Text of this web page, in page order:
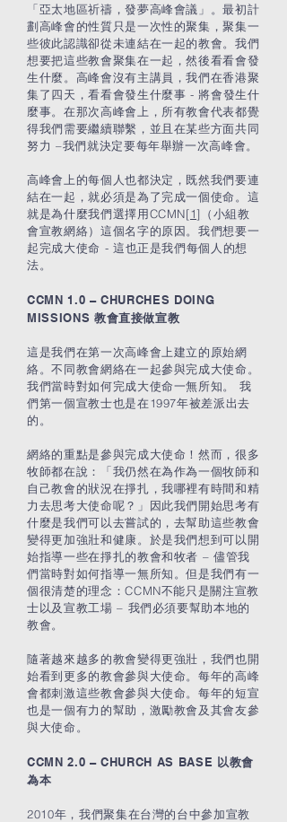
「亞太地區祈禱，發夢高峰會議」。最初計
劃高峰會的性質只是一次性的聚集，聚集一
些彼此認識卻從未連結在一起的教會。我們
想要把這些教會聚集在一起，然後看看會發
生什麼。高峰會沒有主講員，我們在香港聚
集了四天，看看會發生什麼事 - 將會發生什
麼事。在那次高峰會上，所有教會代表都覺
得我們需要繼續聯繫，並且在某些方面共同
努力 –我們就決定要每年舉辦一次高峰會。
高峰會上的每個人也都決定，既然我們要連
結在一起，就必須是為了完成一個使命。這
就是為什麼我們選擇用CCMN[1] （小組教
會宣教網絡）這個名字的原因。我們想要一
起完成大使命 - 這也正是我們每個人的想
法。
CCMN 1.0 – CHURCHES DOING
MISSIONS 教會直接做宣教
這是我們在第一次高峰會上建立的原始網
絡。不同教會網絡在一起參與完成大使命。
我們當時對如何完成大使命一無所知。 我
們第一個宣教士也是在1997年被差派出去
的。
網絡的重點是參與完成大使命！然而，很多
牧師都在說：「我仍然在為作為一個牧師和
自己教會的狀況在掙扎，我哪裡有時間和精
力去思考大使命呢？」因此我們開始思考有
什麼是我們可以去嘗試的，去幫助這些教會
變得更加強壯和健康。於是我們想到可以開
始指導一些在掙扎的教會和牧者 – 儘管我
們當時對如何指導一無所知。但是我們有一
個很清楚的理念：CCMN不能只是關注宣教
士以及宣教工場 – 我們必須要幫助本地的
教會。
隨著越來越多的教會變得更強壯，我們也開
始看到更多的教會參與大使命。每年的高峰
會都刺激這些教會參與大使命。每年的短宣
也是一個有力的幫助，激勵教會及其會友參
與大使命。
CCMN 2.0 – CHURCH AS BASE 以教會
為本
2010年，我們聚集在台灣的台中參加宣教